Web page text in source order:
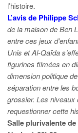
l’histoire.
L’avis de Philippe
de la maison de Ben
entre ces jeux
Unis et Al-Qaïda
figurines filmées en
dimension politique
séparation entre les
grossier. Les
requestionner cette
Salle plurivalente